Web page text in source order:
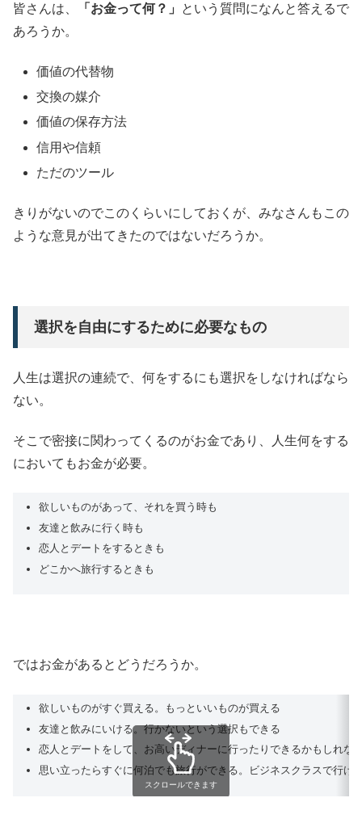
皆さんは、 「お金って何？」
という質問になんと答えるで
あろうか。
価値の代替物
交換の媒介
価値の保存方法
信用や信頼
ただのツール
きりがないのでこのくらいにしておくが、みなさんもこの
ような意見が出てきたのではないだろうか。
選択を自由にするために必要なもの
人生は選択の連続で、何をするにも選択をしなければなら
ない。
そこで密接に関わってくるのがお金であり、人生何をする
においてもお金が必要。
欲しいものがあって、それを買う時も
友達と飲みに行く時も
恋人とデートをするときも
どこかへ旅行するときも
ではお金があるとどうだろうか。
欲しいものがすぐ買える。もっといいものが買える
友達と飲みにいける。行かないという選択もできる
恋人とデートをして、お高いディナーに行ったりできるかもしれな
思い立ったらすぐに何泊でも旅行ができる。ビジネスクラスで行け
スクロールできます